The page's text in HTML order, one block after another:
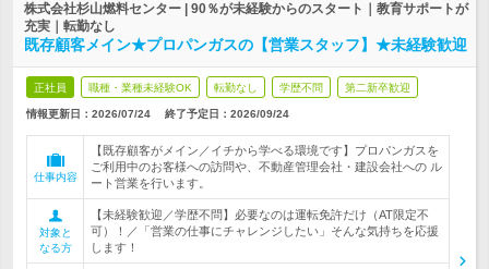
株式会社杉山燃料センター | 90％が未経験からのスタート｜教育サポートが
充実｜転勤なし
既存顧客メイン★プロパンガスの【営業スタッフ】★未経験歓迎
正社員 職種・業種未経験OK 転勤なし 学歴不問 第二新卒歓迎
情報更新日：2026/07/24 終了予定日： 2026/09/24
仕事内容
【既存顧客がメイン／イチから学べる環境です】プロパンガスを
ご利用中のお客様への訪問や、不動産管理会社・建設会社への ル
ート営業を行います。
対象と
なる方
【未経験歓迎／学歴不問】必要なのは運転免許だけ（AT限定不
可）！／「営業の仕事にチャレンジしたい」そんな気持ちを応援
します！